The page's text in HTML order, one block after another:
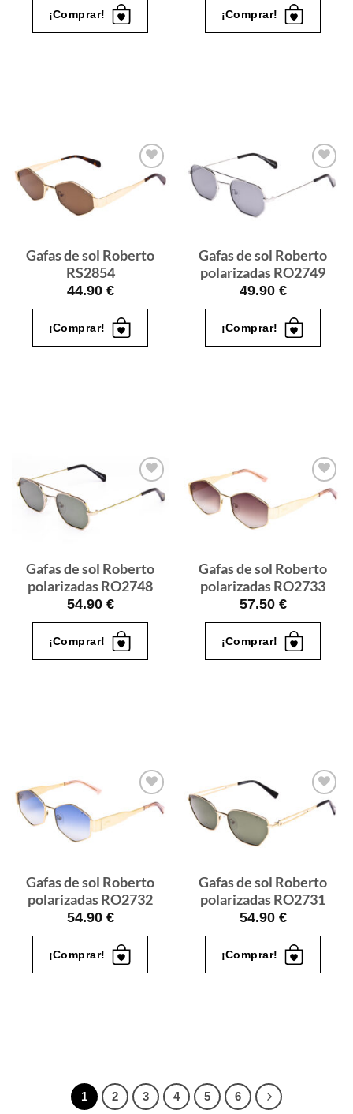
¡Comprar! ¡Comprar!
Gafas
de sol
Gafas de sol Roberto
RS2854
44.90 €
¡Comprar!
Gafas
de sol
Gafas de sol Roberto
polarizadas RO2749
49.90 €
¡Comprar!
Gafas
Gafas de sol Roberto
polarizadas RO2748
54.90 €
¡Comprar!
Gafas
de sol
Gafas de sol Roberto
polarizadas RO2733
57.50 €
¡Comprar!
Gafas
de sol
Gafas de sol Roberto
polarizadas RO2732
54.90 €
¡Comprar!
Gafas
de sol
Gafas de sol Roberto
polarizadas RO2731
54.90 €
¡Comprar!
1 2 3 4 5 6